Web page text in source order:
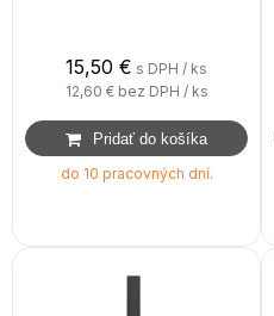
15,50 € s DPH / ks
12,60 € bez DPH / ks
do 10 pracovných dní.